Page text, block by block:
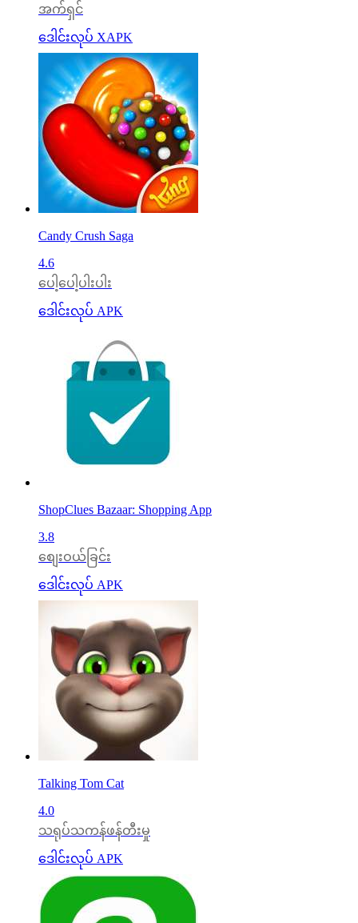
အက်ရှင်
ဒေါင်းလုပ် XAPK
Candy Crush Saga
4.6
ပေါ့ပေါ့ပါးပါး
ဒေါင်းလုပ် APK
ShopClues Bazaar: Shopping App
3.8
စျေးဝယ်ခြင်း
ဒေါင်းလုပ် APK
Talking Tom Cat
4.0
သရုပ်သကန်ဖန်တီးမှု
ဒေါင်းလုပ် APK